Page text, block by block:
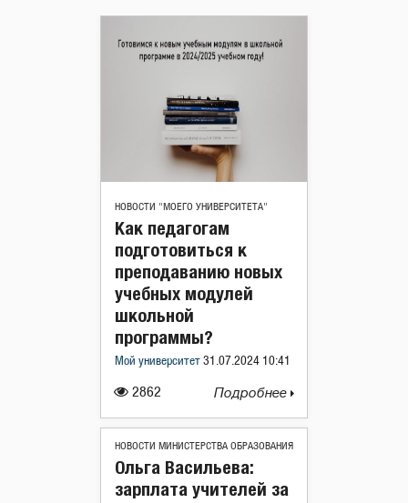
НОВОСТИ "МОЕГО УНИВЕРСИТЕТА"
2862
Как педагогам
подготовиться к
преподаванию новых
учебных модулей
школьной
программы?
Мой университет 31.07.2024 10:41
Подробнее
НОВОСТИ МИНИСТЕРСТВА ОБРАЗОВАНИЯ
Ольга Васильева:
зарплата учителей за